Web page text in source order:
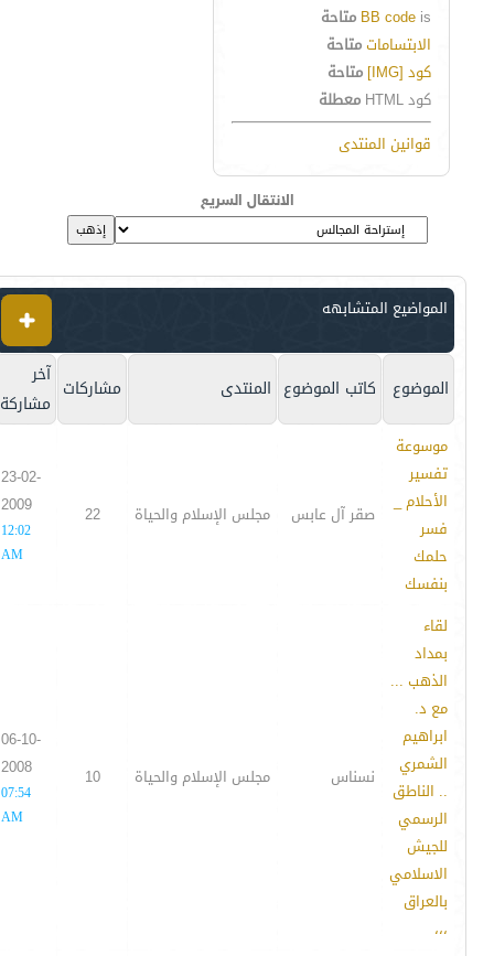
BB code is
متاحة
الابتساماتمتاحة
كود [IMG]
متاحة
كود HTML
معطلة
قوانين المنتدى
الانتقال السريع
المواضيع المتشابهه
الموضوع كاتب الموضوع المنتدى مشاركات آخر
مشاركة
موسوعة
تفسير
الأحلام _
فسر
حلمك
بنفسك
صقر آل عابس مجلس الإسلام والحياة 22
23-02-
2009
12:02
AM
لقاء
بمداد
الذهب ...
مع د.
ابراهيم
الشمري
.. الناطق
الرسمي
للجيش
الاسلامي
بالعراق
،،،
نسناس مجلس الإسلام والحياة 10
06-10-
2008
07:54
AM